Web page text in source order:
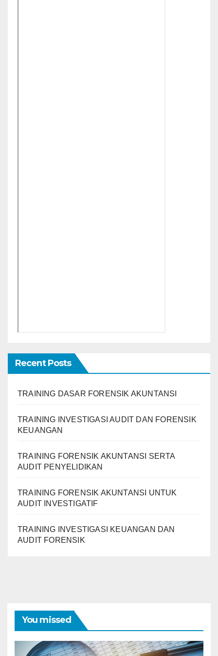
Recent Posts
TRAINING DASAR FORENSIK AKUNTANSI
TRAINING INVESTIGASI AUDIT DAN FORENSIK
KEUANGAN
TRAINING FORENSIK AKUNTANSI SERTA
AUDIT PENYELIDIKAN
TRAINING FORENSIK AKUNTANSI UNTUK
AUDIT INVESTIGATIF
TRAINING INVESTIGASI KEUANGAN DAN
AUDIT FORENSIK
You missed